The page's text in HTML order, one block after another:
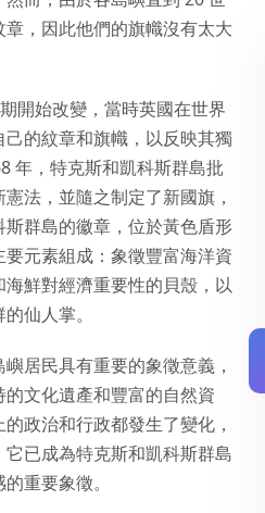
，因此他們的旗幟沒有太大
開始改變，當時英國在世界
的紋章和旗幟，以反映其獨
年，特克斯和凱科斯群島批
法，並隨之制定了新國旗，
群島的徽章，位於黃色盾形
元素組成：象徵豐富海洋資
鮮對經濟重要性的貝殼，以
仙人掌。
居民具有重要的象徵意義，
文化遺產和豐富的自然資
政治和行政都發生了變化，
已成為特克斯和凱科斯群島
重要象徵。